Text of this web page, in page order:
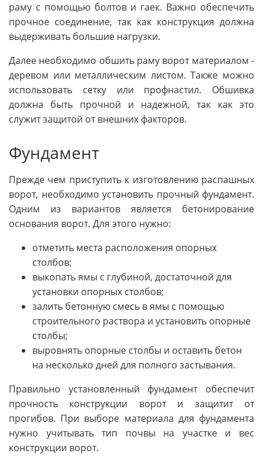
раму с помощью болтов и гаек. Важно обеспечить
прочное соединение, так как конструкция должна
выдерживать большие нагрузки.
Далее необходимо обшить раму ворот материалом -
деревом или металлическим листом. Также можно
использовать сетку или профнастил. Обшивка
должна быть прочной и надежной, так как это
служит защитой от внешних факторов.
Фундамент
Прежде чем приступить к изготовлению распашных
ворот, необходимо установить прочный фундамент.
Одним из вариантов является бетонирование
основания ворот. Для этого нужно:
отметить места расположения опорных
столбов;
выкопать ямы с глубиной, достаточной для
установки опорных столбов;
залить бетонную смесь в ямы с помощью
строительного раствора и установить опорные
столбы;
выровнять опорные столбы и оставить бетон
на несколько дней для полного застывания.
Правильно установленный фундамент обеспечит
прочность конструкции ворот и защитит от
прогибов. При выборе материала для фундамента
нужно учитывать тип почвы на участке и вес
конструкции ворот.